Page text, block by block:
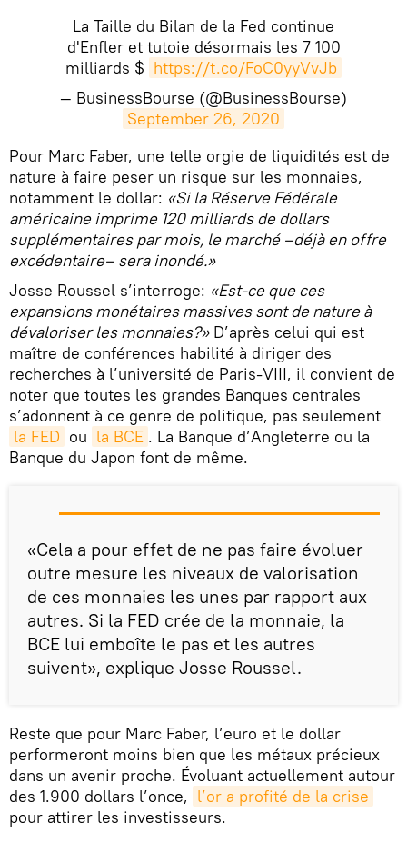
La Taille du Bilan de la Fed continue
d'Enfler et tutoie désormais les 7 100
milliards $ https://t.co/FoC0yyVvJb
— BusinessBourse (@BusinessBourse)
September 26, 2020
​Pour Marc Faber, une telle orgie de liquidités est de
nature à faire peser un risque sur les monnaies,
notamment le dollar: «Si la Réserve Fédérale
américaine imprime 120 milliards de dollars
supplémentaires par mois, le marché –déjà en offre
excédentaire– sera inondé.»
Josse Roussel s’interroge: «Est-ce que ces
expansions monétaires massives sont de nature à
dévaloriser les monnaies?»D’après celui qui est
maître de conférences habilité à diriger des
recherches à l’université de Paris-VIII, il convient de
noter que toutes les grandes Banques centrales
s’adonnent à ce genre de politique, pas seulement
la FED ou la BCE . La Banque d’Angleterre ou la
Banque du Japon font de même.
«Cela a pour effet de ne pas faire évoluer
outre mesure les niveaux de valorisation
de ces monnaies les unes par rapport aux
autres. Si la FED crée de la monnaie, la
BCE lui emboîte le pas et les autres
suivent», explique Josse Roussel.
Reste que pour Marc Faber, l’euro et le dollar
performeront moins bien que les métaux précieux
dans un avenir proche. Évoluant actuellement autour
des 1.900 dollars l’once, l’or a profité de la crise
pour attirer les investisseurs.